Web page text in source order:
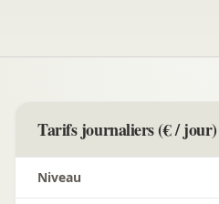
Tarifs journaliers (€ / jour)
Niveau